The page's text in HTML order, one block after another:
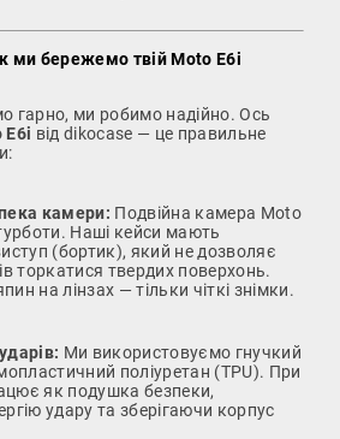
ми бережемо твій Moto E6i
гарно, ми робимо надійно. Ось
E6i від dikocase — це правильне
камери: Подвійна камера Moto
Наші кейси мають
(бортик), який не дозволяє
торкатися твердих поверхонь.
на лінзах — тільки чіткі знімки.
Ми використовуємо гнучкий
поліуретан (TPU). При
як подушка безпеки,
удару та зберігаючи корпус